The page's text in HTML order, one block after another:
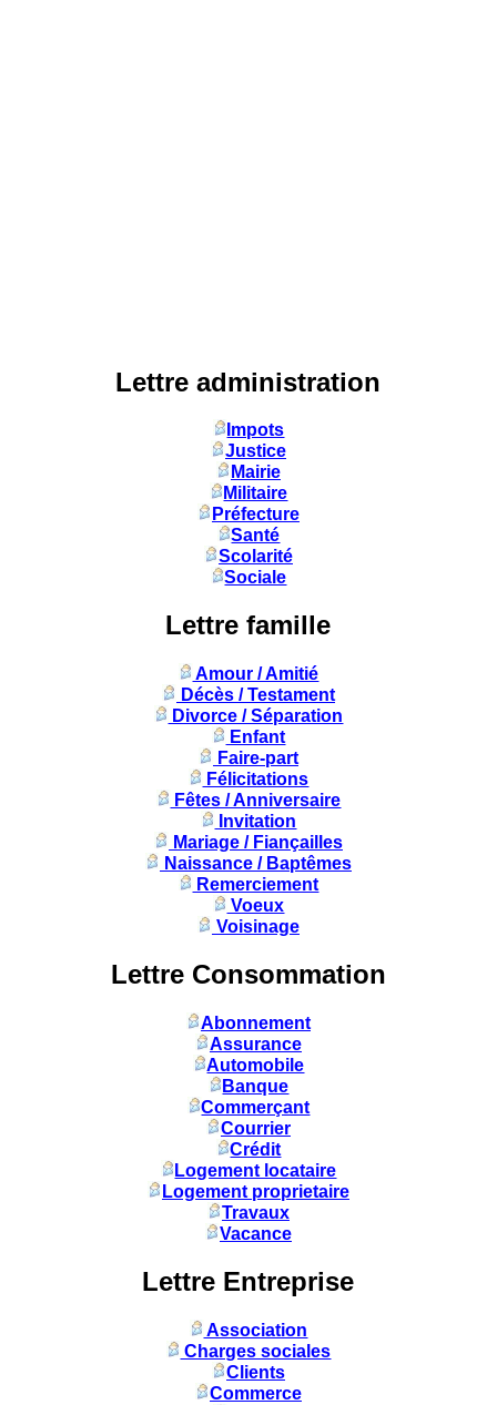
Lettre administration
Impots
Justice
Mairie
Militaire
Préfecture
Santé
Scolarité
Sociale
Lettre famille
Amour / Amitié
Décès / Testament
Divorce / Séparation
Enfant
Faire-part
Félicitations
Fêtes / Anniversaire
Invitation
Mariage / Fiançailles
Naissance / Baptêmes
Remerciement
Voeux
Voisinage
Lettre Consommation
Abonnement
Assurance
Automobile
Banque
Commerçant
Courrier
Crédit
Logement locataire
Logement proprietaire
Travaux
Vacance
Lettre Entreprise
Association
Charges sociales
Clients
Commerce